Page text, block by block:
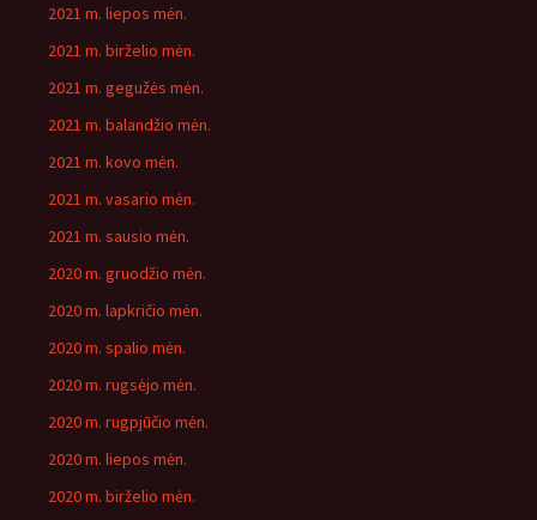
2021 m. liepos mėn.
2021 m. birželio mėn.
2021 m. gegužės mėn.
2021 m. balandžio mėn.
2021 m. kovo mėn.
2021 m. vasario mėn.
2021 m. sausio mėn.
2020 m. gruodžio mėn.
2020 m. lapkričio mėn.
2020 m. spalio mėn.
2020 m. rugsėjo mėn.
2020 m. rugpjūčio mėn.
2020 m. liepos mėn.
2020 m. birželio mėn.